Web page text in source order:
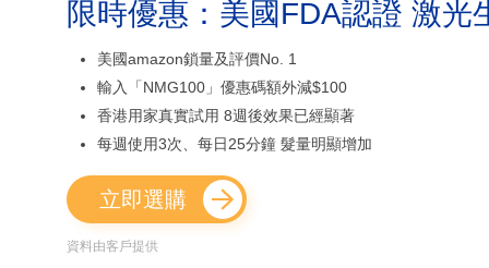
限時優惠：美國FDA認證 激光
美國amazon鎖量及評價No. 1
輸入「NMG100」優惠碼額外減$100
香港用家真實試用 8週後效果已經顯著
每週使用3次、每日25分鐘 髮量明顯增加
立即選購
資料由客戶提供